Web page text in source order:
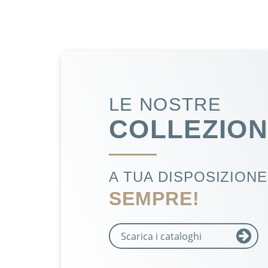
LE NOSTRE
A TUA
SEMPRE!
Scarica i cataloghi